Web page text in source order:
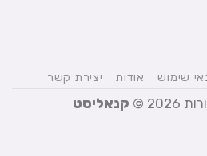
שימוש אודות יצירת קשר
© קנאליסט